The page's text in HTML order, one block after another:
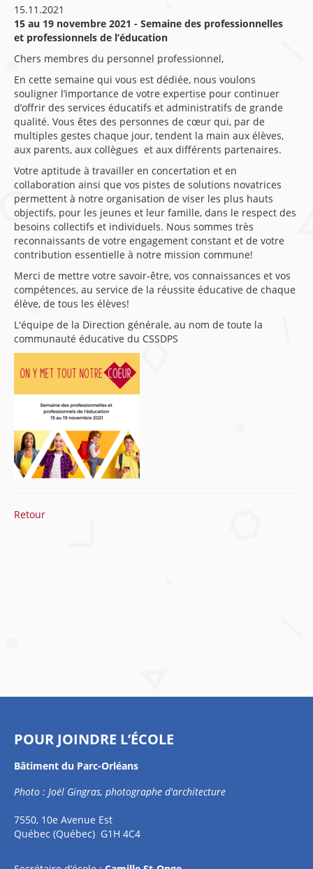
15.11.2021
15 au 19 novembre 2021 - Semaine des professionnelles
et professionnels de l’éducation
Chers membres du personnel professionnel,
En cette semaine qui vous est dédiée, nous voulons
souligner l’importance de votre expertise pour continuer
d’offrir des services éducatifs et administratifs de grande
qualité. Vous êtes des personnes de cœur qui, par de
multiples gestes chaque jour, tendent la main aux élèves,
aux parents, aux collègues et aux différents partenaires.
Votre aptitude à travailler en concertation et en
collaboration ainsi que vos pistes de solutions novatrices
permettent à notre organisation de viser les plus hauts
objectifs, pour les jeunes et leur famille, dans le respect des
besoins collectifs et individuels. Nous sommes très
reconnaissants de votre engagement constant et de votre
contribution essentielle à notre mission commune!
Merci de mettre votre savoir-être, vos connaissances et vos
compétences, au service de la réussite éducative de chaque
élève, de tous les élèves!
L'équipe de la Direction générale, au nom de toute la
communauté éducative du CSSDPS
Retour
POUR JOINDRE L’ÉCOLE
Bâtiment du Parc-Orléans
Photo : Joël Gingras, photographe d'architecture
7550, 10e Avenue Est
Québec (Québec) G1H 4C4